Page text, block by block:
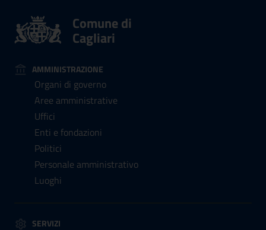
Comune di
Cagliari
AMMINISTRAZIONE
Organi di governo
Aree amministrative
Uffici
Enti e fondazioni
Politici
Personale amministrativo
Luoghi
SERVIZI